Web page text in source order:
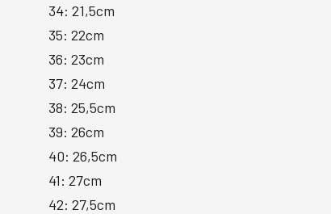
34: 21,5cm
35: 22cm
36: 23cm
37: 24cm
38: 25,5cm
39: 26cm
40: 26,5cm
41: 27cm
42: 27,5cm